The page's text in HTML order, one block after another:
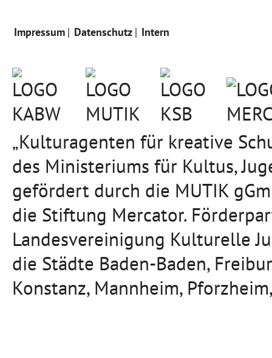
Impressum Datenschutz Intern
„Kulturagenten für kreative
des Ministeriums für Kultus,
gefördert durch die MUTIK
die Stiftung Mercator.
Landesvereinigung Kulturelle
die Städte Baden-Baden,
Konstanz, Mannheim,